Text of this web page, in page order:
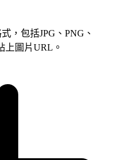
，包括JPG、PNG、
上圖片URL。